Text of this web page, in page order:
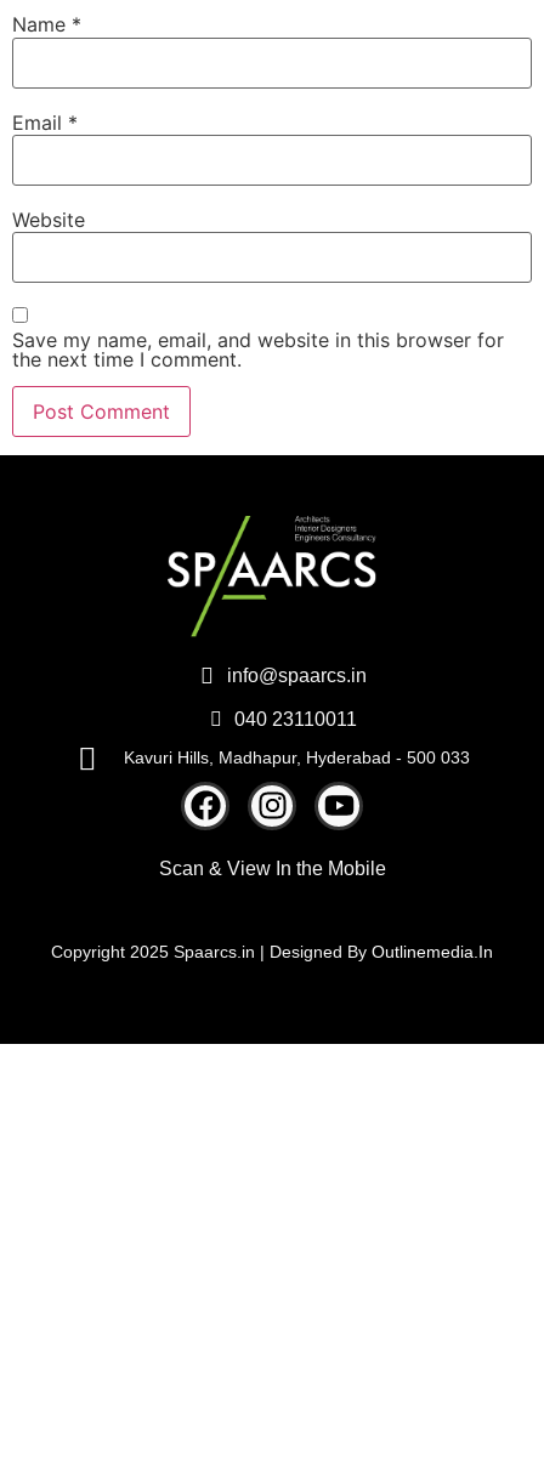
Name *
Email *
Website
Save my name, email, and website in this browser for
the next time I comment.
info@spaarcs.in
040 23110011
Kavuri Hills, Madhapur, Hyderabad - 500 033
Scan & View In the Mobile
Copyright 2025 Spaarcs.in | Designed By Outlinemedia.In